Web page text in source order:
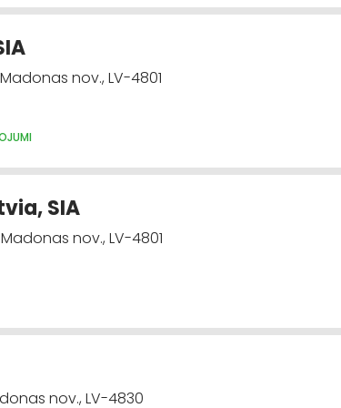
nov., LV-4801
SIA
nov., LV-4801
nov., LV-4830